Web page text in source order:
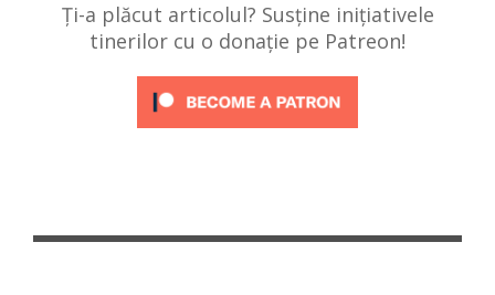
Ți-a plăcut articolul? Susține inițiativele
tinerilor cu o donație pe Patreon!